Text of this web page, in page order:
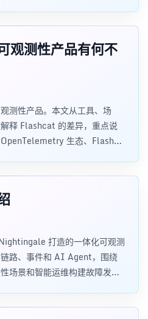
观测性产品有何不
测性产品。本文从工具、场
释 Flashcat 的差异，重点说
生态、FlashAI
打造的一体化可观测
路、事件和 AI Agent，围绕
场景和智能运维构建故障发现